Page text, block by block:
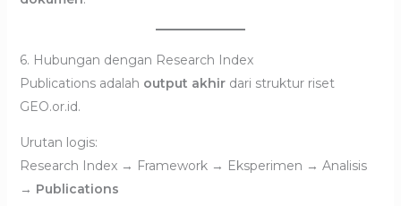
6. Hubungan dengan Research Index
Publications adalah output akhirdari struktur riset
GEO.or.id.
Urutan logis:
Research Index → Framework → Eksperimen → Analisis
→ Publications